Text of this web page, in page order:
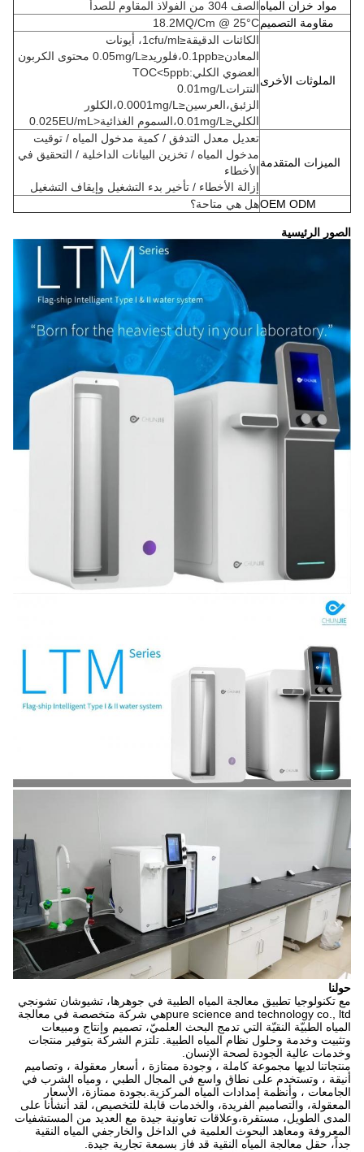
مواد خزان المياهالصف 304 من الفولاذ المقاوم للصدأ
مقاومة التصميم18.2MQ/Cm @ 25°C
الملوثات الأخرى
الكائنات الدقيقة≤1cfu/ml، أيونات
المعادن≤0.1ppb،فلوريد≤0.05mg/L محتوى الكربون
العضوي الكلي:TOC<5ppb
النترات0.01mg/L
الزئبق،العرسين≤0.0001mg/L،الكلور
الكلي≤0.01mg/L،السموم الغذائية<0.025EU/mL
الميزات المتقدمة
تعديل معدل التدفق / كمية مدخول المياه / توقيت
مدخول المياه / تخزين البيانات الداخلية / التحقيق في
الأخطاء
إزالة الأخطاء / تأخير بدء التشغيل وإيقاف التشغيل
OEM ODMهل هي متاحة؟
الصور الرئيسية
حولنا
مع تكنولوجيا تطبيق معالجة المياه الطبية في جوهرها، تشيوشان تشونجي
pure science and technology co., ltdهي شركة متخصصة في معالجة
المياه الطبيّة النقيّة التي تدمج البحث العلميّ، تصميم وإنتاج ومبيعات
وتثبيت وخدمة وحلول نظام المياه الطبية. تلتزم الشركة بتوفير منتجات
وخدمات عالية الجودة لصحة الإنسان.
منتجاتنا لديها مجموعة كاملة ، وجودة ممتازة ، أسعار معقولة ، وتصاميم
أنيقة ، وتستخدم على نطاق واسع في المجال الطبي ، ومياه الشرب في
الجامعات ، وأنظمة إمدادات المياه المركزية.بجودة ممتازة، الأسعار
المعقولة، والتصاميم الفريدة، والخدمات قابلة للتخصيص، لقد أنشأنا على
المدى الطويل، مستقرة،وعلاقات تعاونية جيدة مع العديد من المستشفيات
المعروفة ومعاهد البحوث العلمية في الداخل والخارجفي المياه النقية
جداً، حقل معالجة المياه النقية قد فاز بسمعة تجارية جيدة.